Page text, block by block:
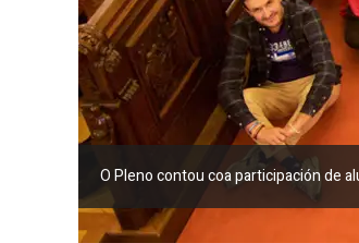
O Pleno contou coa participación de